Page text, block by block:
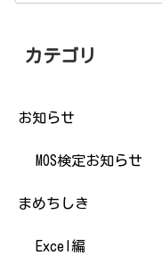
カテゴリ
お知らせ
MOS検定お知らせ
まめちしき
Excel編